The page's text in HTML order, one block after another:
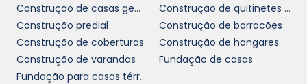
Ferramentas de gestão modernas, como
software especializado, permitem um
acompanhamento detalhado de todas as
etapas da obra, facilitando a organização e a
comunicação entre as equipes.
Construção de casas geminadas
Construção de quitinetes para aluguel
Construção predial
Construção de barracões
Construção de coberturas
Construção de hangares
Construção de varandas
Fundação de casas
Fundação para casas térreas